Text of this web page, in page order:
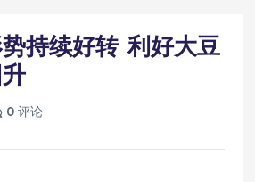
持续好转 利好大豆
0 评论